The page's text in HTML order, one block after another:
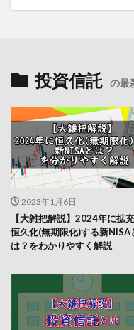
投資信託 の最
2023年1月6日
【大雑把解説】2024年に拡
恒久化(無期限化)する新NISA
は？をわかりやすく解説